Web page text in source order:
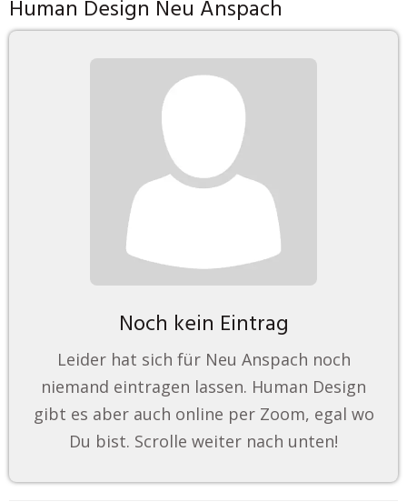
Human Design Neu Anspach
Noch kein Eintrag
Leider hat sich für Neu Anspach noch
niemand eintragen lassen. Human Design
gibt es aber auch online per Zoom, egal wo
Du bist. Scrolle weiter nach unten!